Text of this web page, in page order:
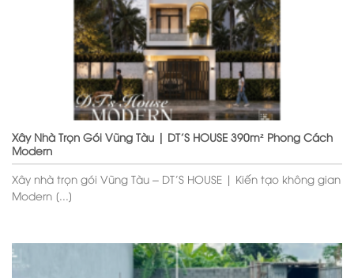
Xây Nhà Trọn Gói Vũng Tàu | DT’S HOUSE 390m² Phong Cách
Modern
Xây nhà trọn gói Vũng Tàu – DT’S HOUSE | Kiến tạo không gian
Modern [...]